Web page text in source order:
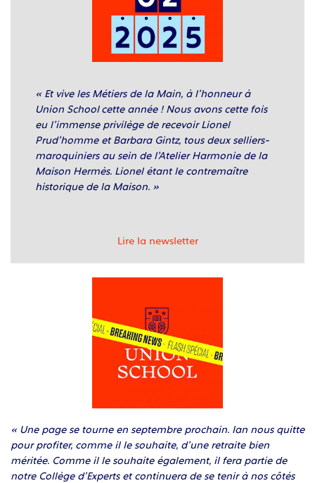
« Et vive les Métiers de la Main, à l’honneur à
Union School cette année ! Nous avons cette fois
eu l’immense privilège de recevoir Lionel
Prud’homme et Barbara Gintz, tous deux selliers-
maroquiniers au sein de l’Atelier Harmonie de la
Maison Hermès. Lionel étant le contremaître
historique de la Maison. »
Lire la newsletter
« Une page se tourne en septembre prochain. Ian nous quitte
pour profiter, comme il le souhaite, d’une retraite bien
méritée. Comme il le souhaite également, il fera partie de
notre Collège d’Experts et continuera de se tenir à nos côtés